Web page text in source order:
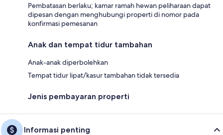
Pembatasan berlaku; kamar ramah hewan peliharaan dapat
dipesan dengan menghubungi properti di nomor pada
konfirmasi pemesanan
Anak dan tempat tidur tambahan
Anak-anak diperbolehkan
Tempat tidur lipat/kasur tambahan tidak tersedia
Jenis pembayaran properti
Informasi penting